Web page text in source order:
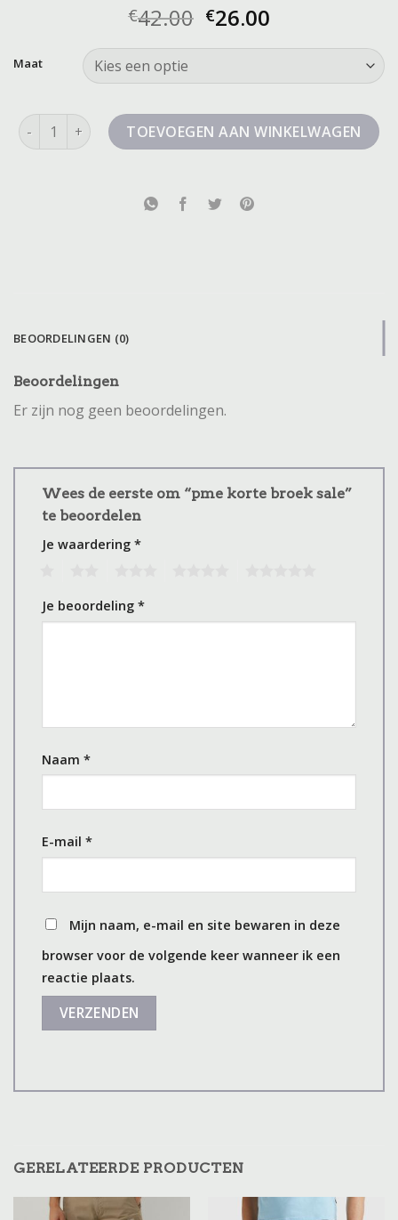
€42.00 €26.00
Maat
pme korte broek sale aantalTOEVOEGEN AAN WINKELWAGEN
BEOORDELINGEN (0)
Beoordelingen
Er zijn nog geen beoordelingen.
Wees de eerste om “pme korte broek sale”
te beoordelen
Je waardering *
Je beoordeling *
Naam *
E-mail *
Mijn naam, e-mail en site bewaren in deze
browser voor de volgende keer wanneer ik een
reactie plaats.
GERELATEERDE PRODUCTEN